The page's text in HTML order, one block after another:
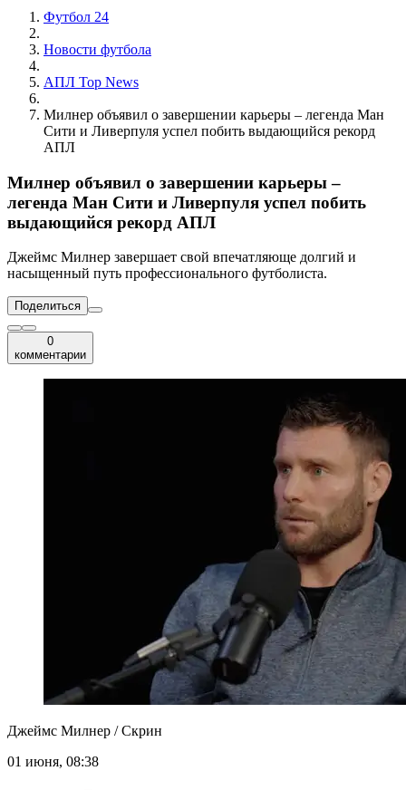
Футбол 24
Новости футбола
АПЛ Top News
Милнер объявил о завершении карьеры – легенда Ман
Сити и Ливерпуля успел побить выдающийся рекорд
АПЛ
Милнер объявил о завершении карьеры –
легенда Ман Сити и Ливерпуля успел побить
выдающийся рекорд АПЛ
Джеймс Милнер завершает свой впечатляюще долгий и
насыщенный путь профессионального футболиста.
Поделиться
0
комментарии
Джеймс Милнер / Скрин
01 июня, 08:38